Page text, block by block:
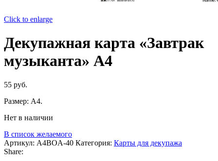
Click to enlarge
Декупажная карта «Завтрак
музыканта» А4
55 руб.
Размер: А4.
Нет в наличии
В список желаемого
Артикул: A4BOA-40 Категория: Карты для декупажа
Share: